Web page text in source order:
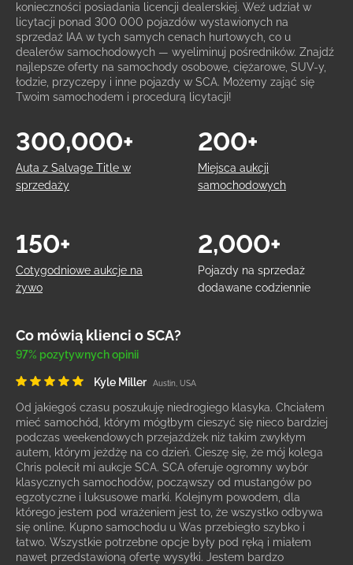
konieczności posiadania licencji dealerskiej. Weź udział w
licytacji ponad 300 000 pojazdów wystawionych na
sprzedaż IAA w tych samych cenach hurtowych, co u
dealerów samochodowych — wyeliminuj pośredników. Znajdź
najlepsze oferty na samochody osobowe, ciężarowe, SUV-y,
łodzie, przyczepy i inne pojazdy w SCA. Możemy zająć się
Twoim samochodem i procedurą licytacji!
Auta z Salvage Title w
sprzedaży
300,000+
Miejsca aukcji
samochodowych
200+
Cotygodniowe aukcje na
żywo
150+
Pojazdy na sprzedaż
dodawane codziennie
2,000+
Co mówią klienci o SCA?
97% pozytywnych opinii
Kyle Miller Austin, USA
Od jakiegoś czasu poszukuję niedrogiego klasyka. Chciałem
mieć samochód, którym mógłbym cieszyć się nieco bardziej
podczas weekendowych przejażdżek niż takim zwykłym
autem, którym jeżdżę na co dzień. Cieszę się, że mój kolega
Chris polecił mi aukcje SCA. SCA oferuje ogromny wybór
klasycznych samochodów, począwszy od mustangów po
egzotyczne i luksusowe marki. Kolejnym powodem, dla
którego jestem pod wrażeniem jest to, że wszystko odbywa
się online. Kupno samochodu u Was przebiegło szybko i
łatwo. Wszystkie potrzebne opcje były pod ręką i miałem
nawet przedstawioną ofertę wysyłki. Jestem bardzo